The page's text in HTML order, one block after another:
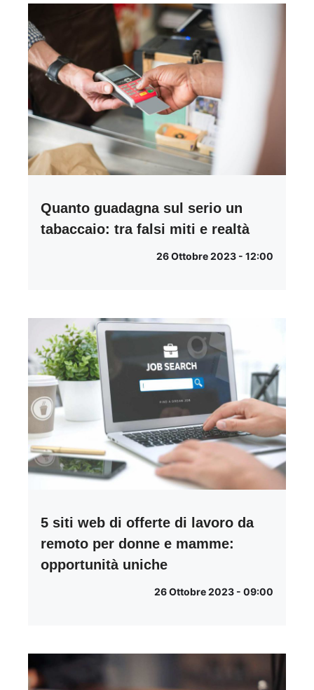
Quanto guadagna sul serio un
tabaccaio: tra falsi miti e realtà
26 Ottobre 2023 - 12:00
5 siti web di offerte di lavoro da
remoto per donne e mamme:
opportunità uniche
26 Ottobre 2023 - 09:00